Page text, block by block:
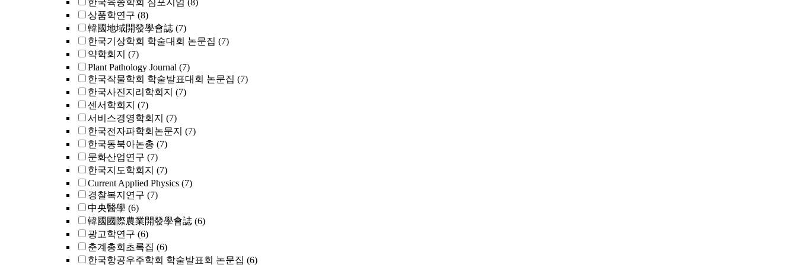
한국육종학회 심포지엄 (8)
상품학연구 (8)
韓國地域開發學會誌 (7)
한국기상학회 학술대회 논문집 (7)
약학회지 (7)
Plant Pathology Journal (7)
한국작물학회 학술발표대회 논문집 (7)
한국사진지리학회지 (7)
센서학회지 (7)
서비스경영학회지 (7)
한국전자파학회논문지 (7)
한국동북아논총 (7)
문화산업연구 (7)
한국지도학회지 (7)
Current Applied Physics (7)
경찰복지연구 (7)
中央醫學 (6)
韓國國際農業開發學會誌 (6)
광고학연구 (6)
춘계총회초록집 (6)
한국항공우주학회 학술발표회 논문집 (6)